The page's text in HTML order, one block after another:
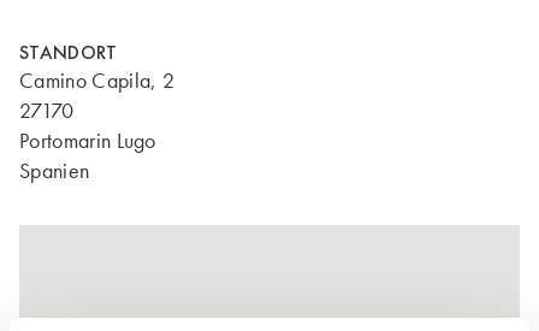
STANDORT
Camino Capila, 2
27170
Portomarin Lugo
Spanien